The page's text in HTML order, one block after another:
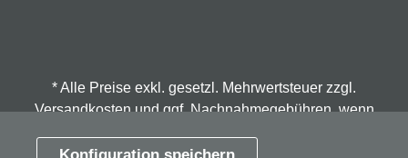
* Alle Preise exkl. gesetzl. Mehrwertsteuer zzgl.
Versandkostenund ggf. Nachnahmegebühren, wenn